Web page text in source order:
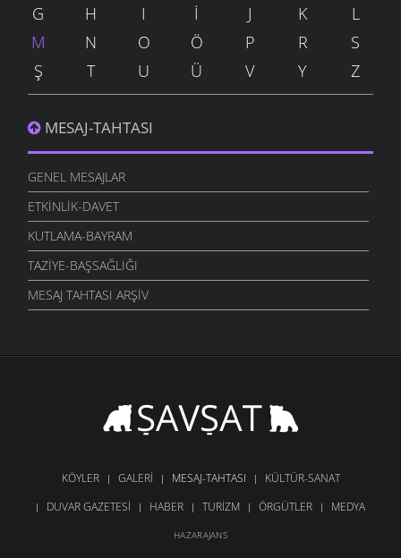
G
H I İ J K
L
M
N O Ö P R
S
Ş
T U Ü V Y Z
MESAJ-TAHTASI
GENEL MESAJLAR
ETKINLIK-DAVET
KUTLAMA-BAYRAM
TAZIYE-BAŞSAĞLIĞI
MESAJ TAHTASI ARŞIV
KÖYLER GALERI MESAJ-TAHTASI
KÜLTÜR-SANAT
DUVAR GAZETESI
HABER TURIZM ÖRGÜTLER MEDYA
HAZARAJANS